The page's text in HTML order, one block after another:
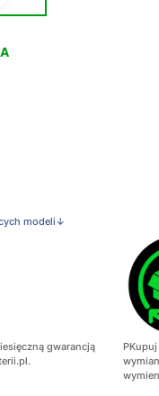
modeli↓
gwarancją